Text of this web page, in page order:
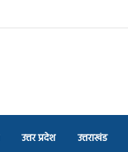
उत्तर प्रदेश उत्तराखंड